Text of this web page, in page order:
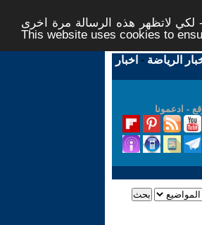
لاتظهر هذه الرسالة مرة اخرى -
This website uses cookies to
الرياضة - اخبار
- ادعمونا